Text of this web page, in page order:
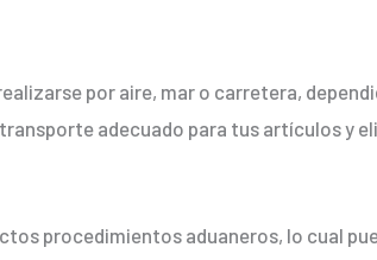
por aire, mar o carretera,
adecuado para tus artículos y
procedimientos aduaneros, lo cual